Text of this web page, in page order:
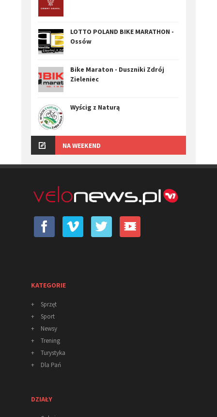
LOTTO POLAND BIKE MARATHON -
Ossów
Bike Maraton - Duszniki Zdrój
Zieleniec
Wyścig z Naturą
NA WEEKEND
KATEGORIE
+
Sprzęt
+
Sport
+
Newsy
+
Trening
+
Turystyka
+
Dla Pań
DZIAŁY